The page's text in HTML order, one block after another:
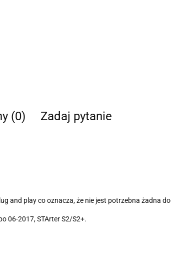
(0) Zadaj pytanie
and play co oznacza, że nie jest potrzebna żadna
06-2017, STArter S2/S2+.